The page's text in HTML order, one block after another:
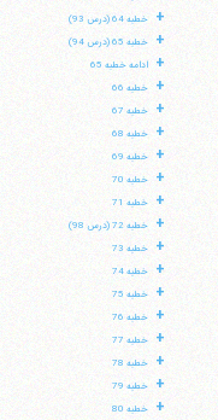
+ خطبه 64 (درس 93)
+ خطبه 65 (درس 94)
+ ادامه خطبه 65
+ خطبه 66
+ خطبه 67
+ خطبه 68
+ خطبه 69
+ خطبه 70
+ خطبه 71
+ خطبه 72 (درس 98)
+ خطبه 73
+ خطبه 74
+ خطبه 75
+ خطبه 76
+ خطبه 77
+ خطبه 78
+ خطبه 79
+ خطبه 80